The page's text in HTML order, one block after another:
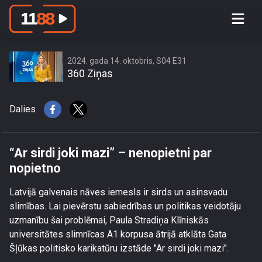
“Ar sirdi joki mazi” – nenopietni par
2024. gada 14. oktobris, S04 E31
360 Ziņas
Dalies
“Ar sirdi joki mazi” – nenopietni par
nopietno
Latvijā galvenais nāves iemesls ir sirds un asinsvadu
slimības. Lai pievērstu sabiedrības un politikas veidotāju
uzmanību šai problēmai, Paula Stradiņa Klīniskās
universitātes slimnīcas A1 korpusa ātrijā atklāta Gata
Šļūkas politisko karikatūru izstāde "Ar sirdi joki mazi".